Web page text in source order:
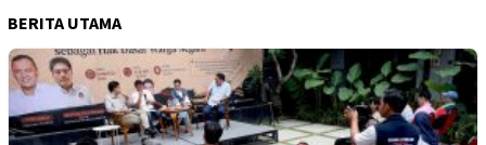
BERITA UTAMA